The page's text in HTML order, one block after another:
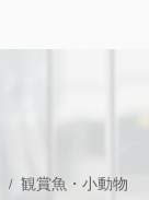
観賞魚・小動物